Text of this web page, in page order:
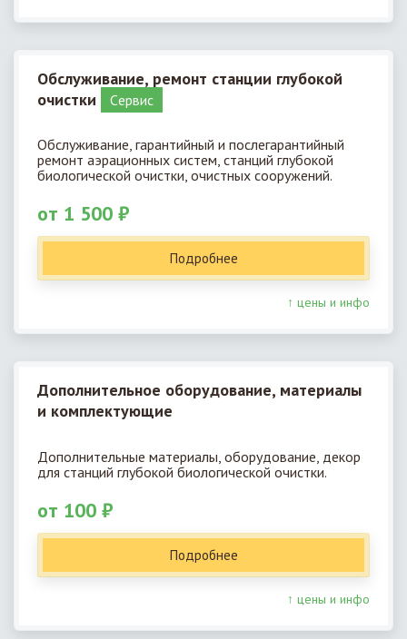
Обслуживание, ремонт станции глубокой
очистки
Cервис
Обслуживание, гарантийный и послегарантийный
ремонт аэрационных систем, станций глубокой
биологической очистки, очистных сооружений.
от 1 500 ₽
Подробнее
↑ цены и инфо
Дополнительное оборудование, материалы
и комплектующие
Дополнительные материалы, оборудование, декор
для станций глубокой биологической очистки.
от 100 ₽
Подробнее
↑ цены и инфо